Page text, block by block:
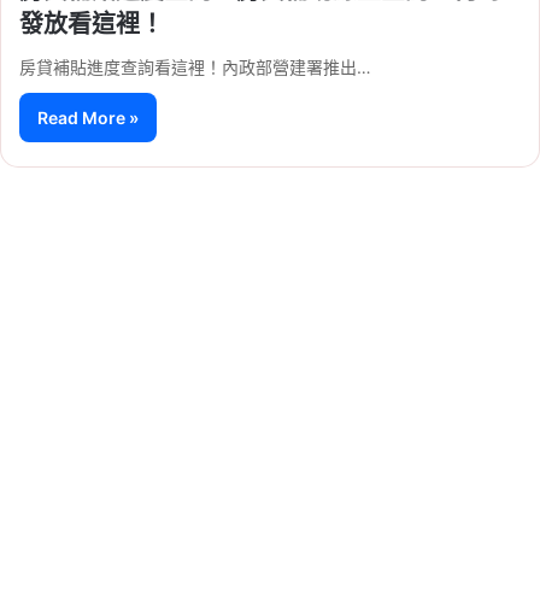
發放看這裡！
房貸補貼進度查詢看這裡！內政部營建署推出…
Read More »